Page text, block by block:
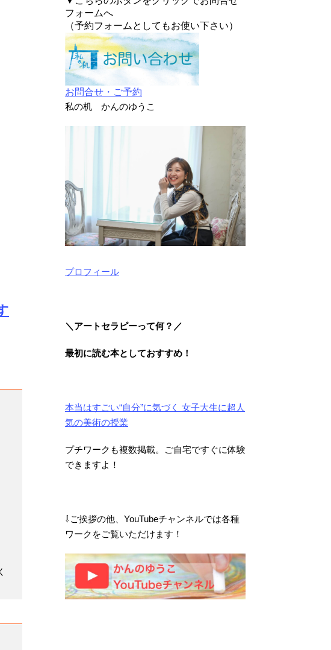
フォームへ
（予約フォームとしてもお使い下さい）
お問合せ・ご予約
私の机 かんのゆうこ
プロフィール
＼アートセラピーって何？／
最初に読む本としておすすめ！
本当はすごい“自分”に気づく 女子大生に超人
気の美術の授業
プチワークも複数掲載。ご自宅ですぐに体験
できますよ！
⇩ご挨拶の他、YouTubeチャンネルでは各種
ワークをご覧いただけます！